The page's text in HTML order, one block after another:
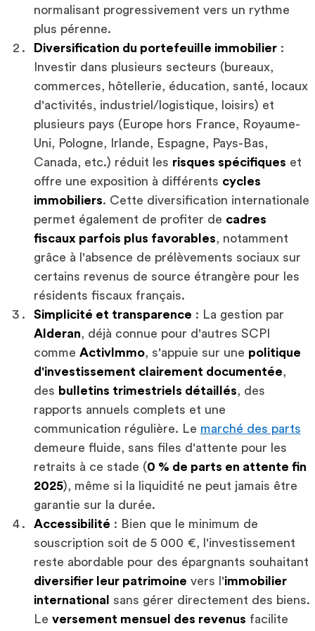
normalisant progressivement vers un rythme
plus pérenne.
Diversification du portefeuille immobilier:
Investir dans plusieurs secteurs (bureaux,
commerces, hôtellerie, éducation, santé, locaux
d'activités, industriel/logistique, loisirs) et
plusieurs pays (Europe hors France, Royaume-
Uni, Pologne, Irlande, Espagne, Pays-Bas,
Canada, etc.) réduit les risques spécifiques et
offre une exposition à différents cycles
immobiliers. Cette diversification internationale
permet également de profiter de cadres
fiscaux parfois plus favorables, notamment
grâce à l'absence de prélèvements sociaux sur
certains revenus de source étrangère pour les
résidents fiscaux français.
Simplicité et transparence : La gestion par
Alderan, déjà connue pour d'autres SCPI
comme ActivImmo, s'appuie sur une politique
d'investissement clairement documentée,
des bulletins trimestriels détaillés, des
rapports annuels complets et une
communication régulière. Le marché des parts
demeure fluide, sans files d'attente pour les
retraits à ce stade (0 % de parts en attente fin
2025), même si la liquidité ne peut jamais être
garantie sur la durée.
Accessibilité : Bien que le minimum de
souscription soit de 5 000 €, l'investissement
reste abordable pour des épargnants souhaitant
diversifier leur patrimoine vers l'immobilier
international
sans gérer directement des biens.
Le versement mensuel des revenus facilite